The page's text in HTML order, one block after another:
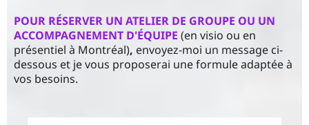
POUR RÉSERVER UN ATELIER DE GROUPE OU UN
ACCOMPAGNEMENT D'ÉQUIPE (en visio ou en
présentiel à Montréal), envoyez-moi un message ci-
dessous et je vous proposerai une formule adaptée à
vos besoins.